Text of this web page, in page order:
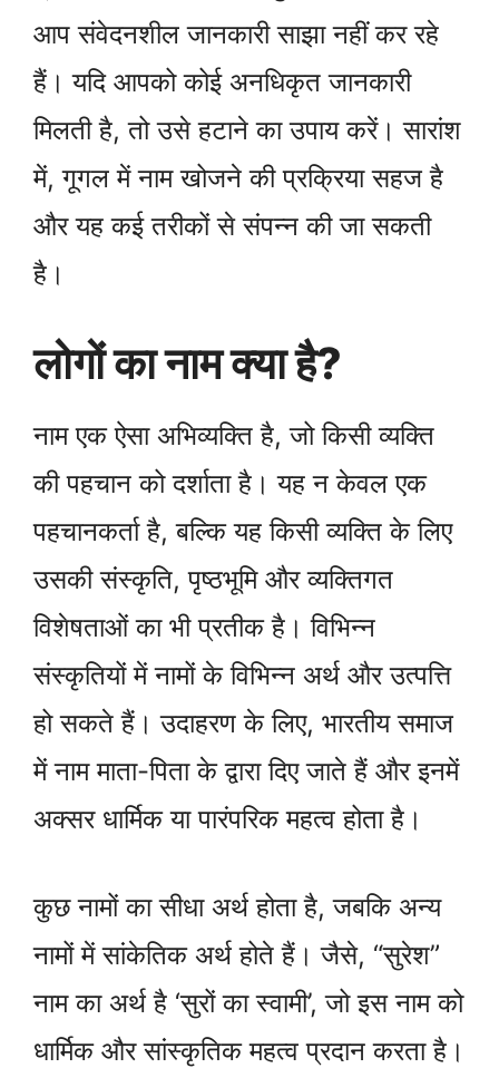
आप संवेदनशील जानकारी साझा नहीं कर रहे
हैं। यदि आपको कोई अनधिकृत जानकारी
मिलती है, तो उसे हटाने का उपाय करें। सारांश
में, गूगल में नाम खोजने की प्रक्रिया सहज है
और यह कई तरीकों से संपन्न की जा सकती
है।
लोगों का नाम क्या है?
नाम एक ऐसा अभिव्यक्ति है, जो किसी व्यक्ति
की पहचान को दर्शाता है। यह न केवल एक
पहचानकर्ता है, बल्कि यह किसी व्यक्ति के लिए
उसकी संस्कृति, पृष्ठभूमि और व्यक्तिगत
विशेषताओं का भी प्रतीक है। विभिन्न
संस्कृतियों में नामों के विभिन्न अर्थ और उत्पत्ति
हो सकते हैं। उदाहरण के लिए, भारतीय समाज
में नाम माता-पिता के द्वारा दिए जाते हैं और इनमें
अक्सर धार्मिक या पारंपरिक महत्व होता है।
कुछ नामों का सीधा अर्थ होता है, जबकि अन्य
नामों में सांकेतिक अर्थ होते हैं। जैसे, “सुरेश”
नाम का अर्थ है ‘सुरों का स्वामी’, जो इस नाम को
धार्मिक और सांस्कृतिक महत्व प्रदान करता है।